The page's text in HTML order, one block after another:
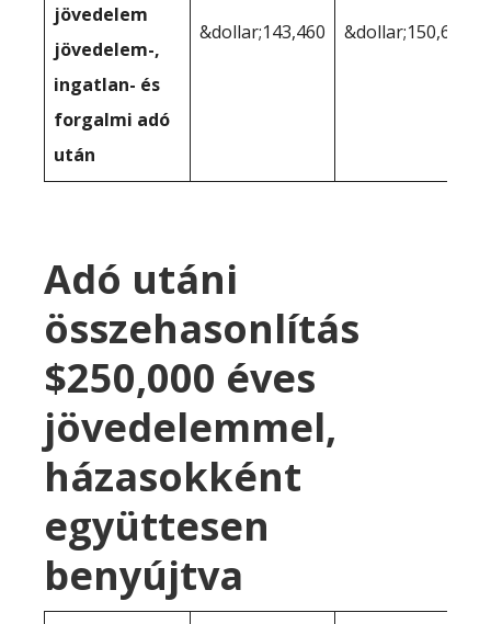
jövedelem
jövedelem-,
ingatlan- és
forgalmi adó
után
&dollar;143,460 &dollar;150,621
Adó utáni
összehasonlítás
$250,000 éves
jövedelemmel,
házasokként
együttesen
benyújtva